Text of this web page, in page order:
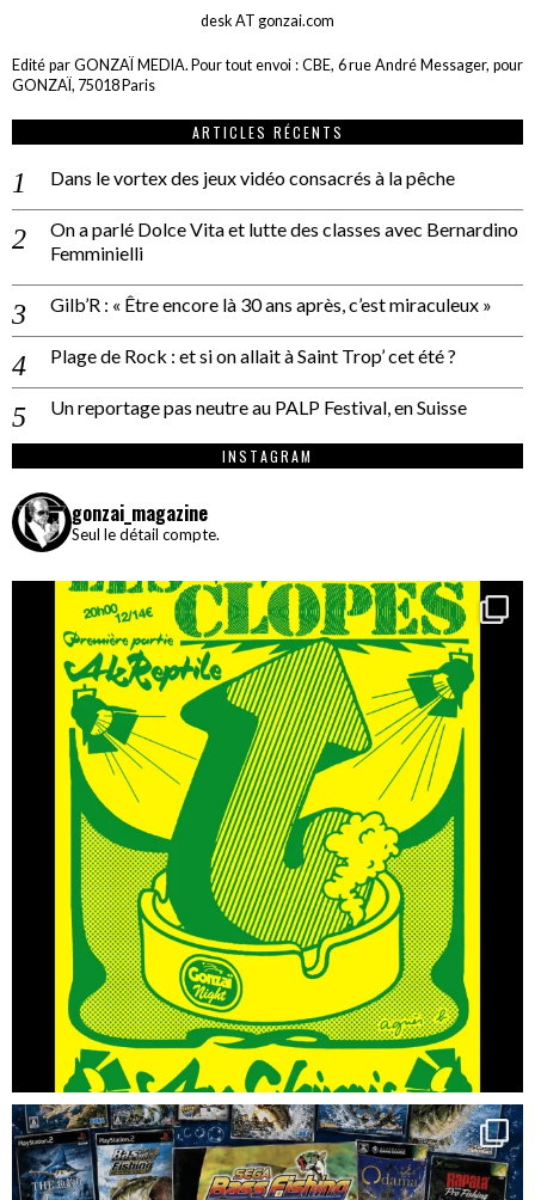
desk AT gonzai.com
Edité par GONZAÏ MEDIA. Pour tout envoi : CBE, 6 rue André Messager, pour
GONZAÏ, 75018 Paris
ARTICLES RÉCENTS
Dans le vortex des jeux vidéo consacrés à la pêche
On a parlé Dolce Vita et lutte des classes avec Bernardino
Femminielli
Gilb’R : « Être encore là 30 ans après, c’est miraculeux »
Plage de Rock : et si on allait à Saint Trop’ cet été ?
Un reportage pas neutre au PALP Festival, en Suisse
INSTAGRAM
gonzai_magazine
Seul le détail compte.